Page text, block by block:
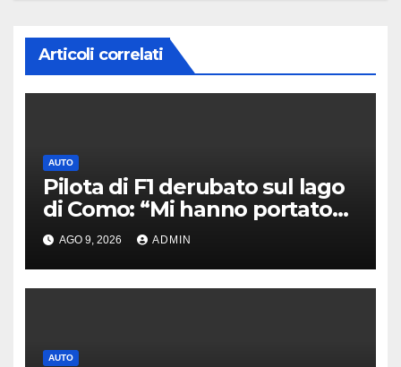
Articoli correlati
AUTO
Pilota di F1 derubato sul lago
di Como: “Mi hanno portato
via tutto”
AGO 9, 2026 ADMIN
AUTO